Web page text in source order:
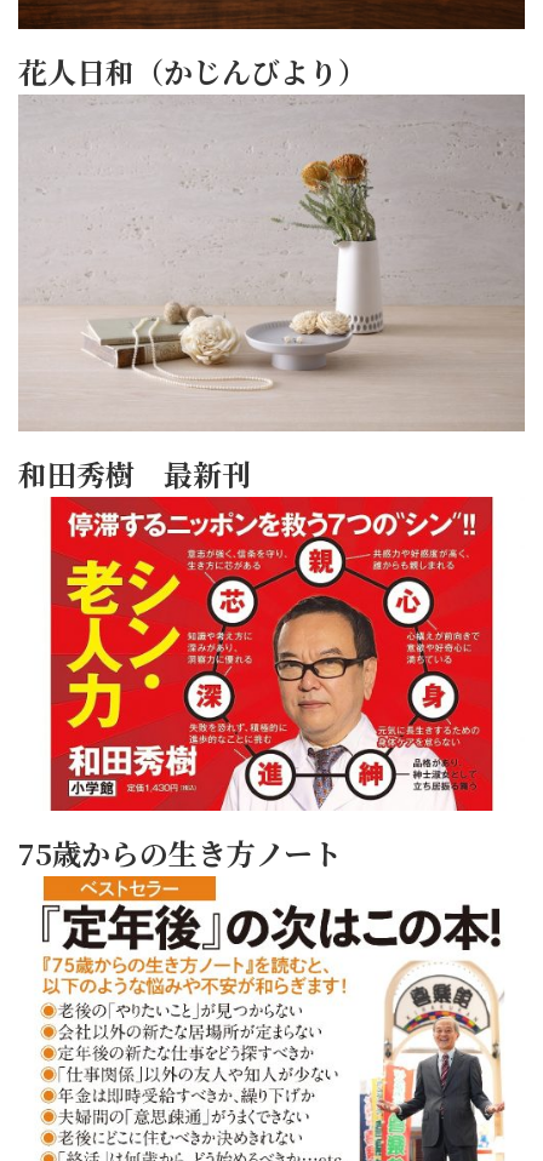
花人日和（かじんびより）
和田秀樹 最新刊
75歳からの生き方ノート